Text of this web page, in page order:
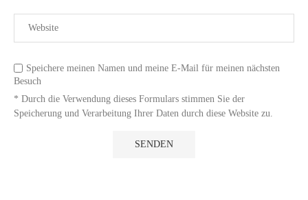
Speichere meinen Namen und meine E-Mail für meinen nächsten
Besuch
* Durch die Verwendung dieses Formulars stimmen Sie der
Speicherung und Verarbeitung Ihrer Daten durch diese Website zu.